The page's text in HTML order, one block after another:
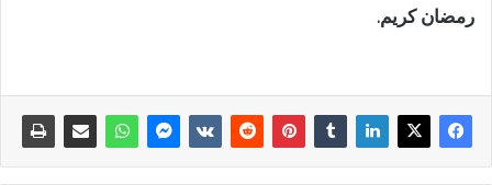
رمضان كريم.